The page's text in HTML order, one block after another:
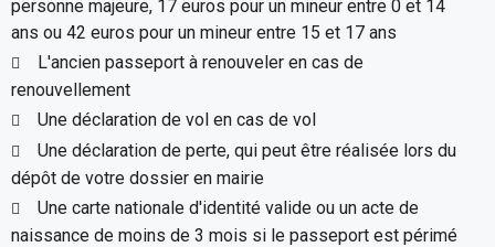
personne majeure, 17 euros pour un mineur entre 0 et 14
ans ou 42 euros pour un mineur entre 15 et 17 ans
L'ancien passeport à renouveler en cas de
renouvellement
Une déclaration de vol en cas de vol
Une déclaration de perte, qui peut être réalisée lors du
dépôt de votre dossier en mairie
Une carte nationale d'identité valide ou un acte de
naissance de moins de 3 mois si le passeport est périmé